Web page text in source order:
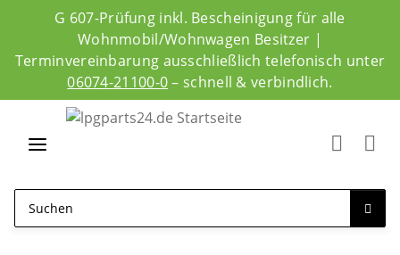
G 607-Prüfung inkl. Bescheinigung für alle
Wohnmobil/Wohnwagen Besitzer |
Terminvereinbarung ausschließlich telefonisch unter
06074-21100-0– schnell & verbindlich.